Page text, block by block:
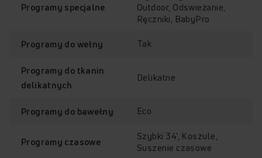
Klasa energetyczna E Wyświetlacz LED
HeatPump
Programy specjalne
Outdoor, Odswieżanie,
Ręczniki, BabyPro
Programy do wełny Tak
Programy do tkanin
delikatnych
Delikatne
Programy do bawełny Eco
Programy czasowe
Szybki 34', Koszule,
Suszenie czasowe